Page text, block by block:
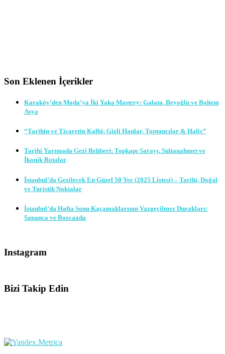
Son Eklenen İçerikler
Karaköy’den Moda’ya İki Yaka Mastery: Galata, Beyoğlu ve Bohem
Asya
“Tarihin ve Ticaretin Kalbi: Gizli Hanlar, Toptancılar & Haliç”
Tarihi Yarımada Gezi Rehberi: Topkapı Sarayı, Sultanahmet ve
İkonik Rotalar
İstanbul’da Gezilecek En Güzel 50 Yer (2025 Listesi) – Tarihi, Doğal
ve Turistik Noktalar
İstanbul’da Hafta Sonu Kaçamaklarının Vazgeçilmez Durakları:
Sapanca ve Bozcaada
Instagram
Bizi Takip Edin